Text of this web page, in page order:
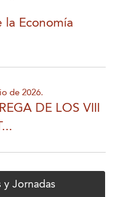
la Economía
de 2026.
DE LOS VIII
y Jornadas